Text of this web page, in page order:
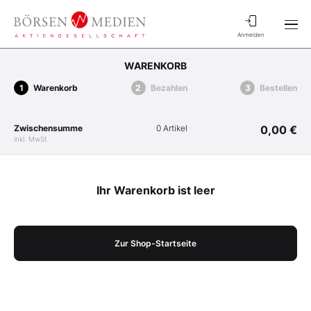
Anmelden
WARENKORB
Warenkorb Bezahlen Bestellen
Zwischensumme
inkl. MwSt.
0 Artikel 0,00 €
Ihr Warenkorb ist leer
Zur Shop-Startseite